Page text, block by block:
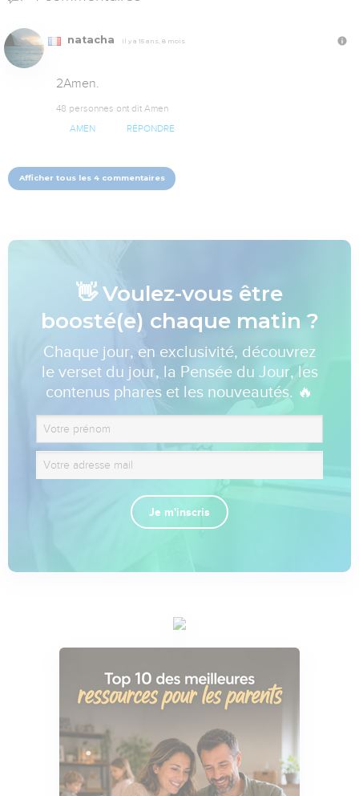
natacha Il y a 15 ans, 8 mois
2Amen.
48 personnes ont dit Amen
AMEN RÉPONDRE
Afficher tous les 4 commentaires
👋 Voulez-vous être
boosté(e) chaque matin ?
Chaque jour, en exclusivité, découvrez
le verset du jour, la Pensée du Jour, les
contenus phares et les nouveautés. 🔥
Je m'inscris